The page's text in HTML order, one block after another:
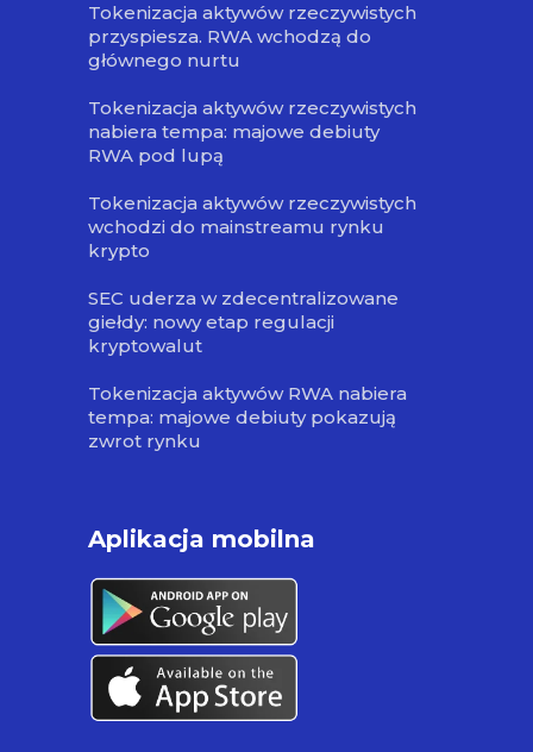
Tokenizacja aktywów rzeczywistych
przyspiesza. RWA wchodzą do
głównego nurtu
Tokenizacja aktywów rzeczywistych
nabiera tempa: majowe debiuty
RWA pod lupą
Tokenizacja aktywów rzeczywistych
wchodzi do mainstreamu rynku
krypto
SEC uderza w zdecentralizowane
giełdy: nowy etap regulacji
kryptowalut
Tokenizacja aktywów RWA nabiera
tempa: majowe debiuty pokazują
zwrot rynku
Aplikacja mobilna